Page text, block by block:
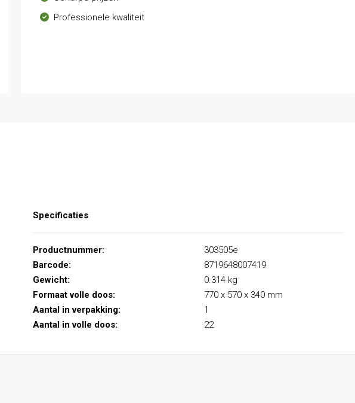
Professionele kwaliteit
Specificaties
Productnummer:
303505e
Barcode:
8719648007419
Gewicht:
0.314 kg
Formaat volle doos:
770 x 570 x 340 mm
Aantal in verpakking:
1
Aantal in volle doos:
22